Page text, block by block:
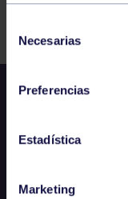
consentimiento
Necesarias
Preferencias
Estadística
Marketing